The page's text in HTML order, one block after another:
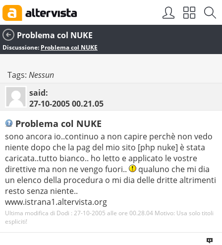
Problema col NUKE
Discussione: Problema col NUKE
Tags: Nessun
said:
27-10-200500.21.05
Problema col NUKE
sono ancora io..continuo a non capire perchè non vedo
niente dopo che la pag del mio sito [php nuke] è stata
caricata..tutto bianco.. ho letto e applicato le vostre
direttive ma non ne vengo fuori..
qualuno che mi dia
un elenco della procedura o mi dia delle dritte altrimenti
resto senza niente..
www.istrana1.altervista.org
Ultima modifica di Dodi : 27-10-2005 alle ore 00.28.04 Motivo: Usa solo titoli
espliciti!